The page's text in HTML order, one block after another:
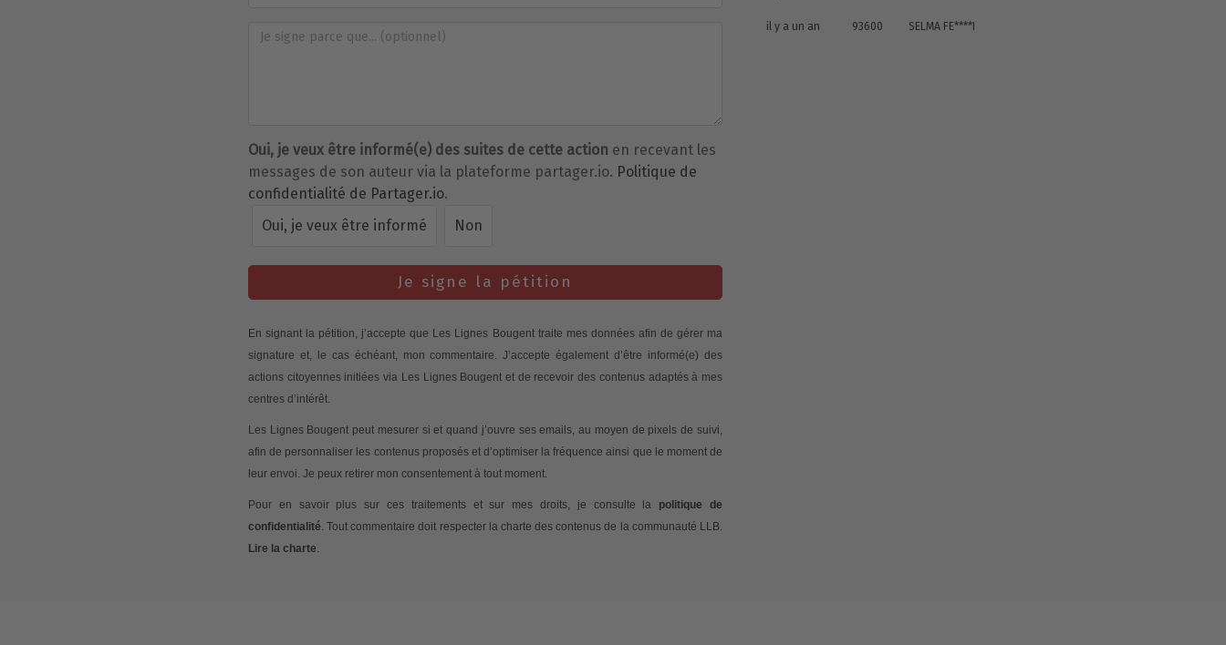
Oui, je veux être informé(e) des suites de cette action en recevant les
messages de son auteur via la plateforme partager.io. Politique de
confidentialité de Partager.io.
Oui, je veux être informé
Non
Je signe la pétition
En signant la pétition, j’accepte que Les Lignes Bougent traite mes données afin de gérer ma
signature et, le cas échéant, mon commentaire. J’accepte également d’être informé(e) des
actions citoyennes initiées via Les Lignes Bougent et de recevoir des contenus adaptés à mes
centres d’intérêt.
Les Lignes Bougent peut mesurer si et quand j’ouvre ses emails, au moyen de pixels de suivi,
afin de personnaliser les contenus proposés et d’optimiser la fréquence ainsi que le moment de
leur envoi. Je peux retirer mon consentement à tout moment.
Pour en savoir plus sur ces traitements et sur mes droits, je consulte la politique de
confidentialité. Tout commentaire doit respecter la charte des contenus de la communauté LLB.
Lire la charte.
il y a un an 93600 SELMA FE****I